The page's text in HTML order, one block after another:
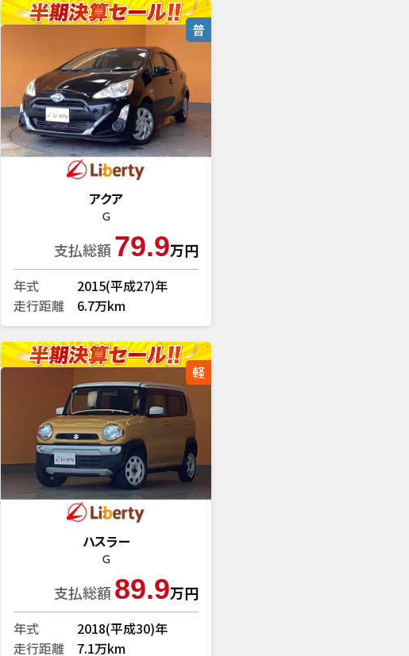
普
アクア
Ｇ
支払総額 79.9万円
年式
2015(平成27)年
走行距離
6.7万km
軽
ハスラー
Ｇ
支払総額 89.9万円
年式
2018(平成30)年
走行距離
7.1万km